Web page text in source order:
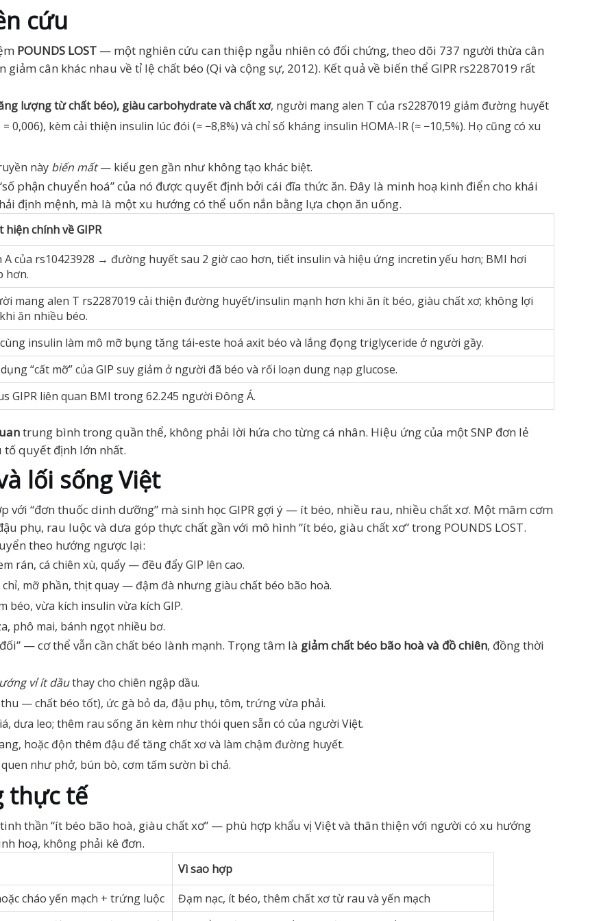
cứu
POUNDS LOST — một nghiên cứu can thiệp ngẫu nhiên có đối chứng, theo dõi 737 người thừa cân
giảm cân khác nhau về tỉ lệ chất béo (Qi và cộng sự, 2012). Kết quả về biến thể GIPR rs2287019 rất
lượng từ chất béo), giàu carbohydrate và chất xơ, người mang alen T của rs2287019 giảm đường huyết
kèm cải thiện insulin lúc đói (≈ −8,8%) và chỉ số kháng insulin HOMA-IR (≈ −10,5%). Họ cũng có xu
này biến mất— kiểu gen gần như không tạo khác biệt.
phận chuyển hoá” của nó được quyết định bởi cái đĩa thức ăn. Đây là minh hoạ kinh điển cho khái
định mệnh, mà là một xu hướng có thể uốn nắn bằng lựa chọn ăn uống.
hiện chính về GIPR
A của rs10423928 → đường huyết sau 2 giờ cao hơn, tiết insulin và hiệu ứng incretin yếu hơn; BMI hơi
hơn.
mang alen T rs2287019 cải thiện đường huyết/insulin mạnh hơn khi ăn ít béo, giàu chất xơ; không lợi
ăn nhiều béo.
insulin làm mô mỡ bụng tăng tái-este hoá axit béo và lắng đọng triglyceride ở người gầy.
“cất mỡ” của GIP suy giảm ở người đã béo và rối loạn dung nạp glucose.
GIPR liên quan BMI trong 62.245 người Đông Á.
trung bình trong quần thể, không phải lời hứa cho từng cá nhân. Hiệu ứng của một SNP đơn lẻ
quyết định lớn nhất.
lối sống Việt
với “đơn thuốc dinh dưỡng” mà sinh học GIPR gợi ý — ít béo, nhiều rau, nhiều chất xơ. Một mâm cơm
phụ, rau luộc và dưa góp thực chất gần với mô hình “ít béo, giàu chất xơ” trong POUNDS LOST.
theo hướng ngược lại:
rán, cá chiên xù, quẩy — đều đẩy GIP lên cao.
mỡ phần, thịt quay — đậm đà nhưng giàu chất béo bão hoà.
béo, vừa kích insulin vừa kích GIP.
phô mai, bánh ngọt nhiều bơ.
— cơ thể vẫn cần chất béo lành mạnh. Trọng tâm là giảm chất béo bão hoà và đồ chiên, đồng thời
vỉ ít dầuthay cho chiên ngập dầu.
thu — chất béo tốt), ức gà bỏ da, đậu phụ, tôm, trứng vừa phải.
dưa leo; thêm rau sống ăn kèm như thói quen sẵn có của người Việt.
hoặc độn thêm đậu để tăng chất xơ và làm chậm đường huyết.
như phở, bún bò, cơm tấm sườn bì chả.
thực tế
thần “ít béo bão hoà, giàu chất xơ” — phù hợp khẩu vị Việt và thân thiện với người có xu hướng
hoạ, không phải kê đơn.
Vì sao hợp
cháo yến mạch + trứng luộc
Đạm nạc, ít béo, thêm chất xơ từ rau và yến mạch